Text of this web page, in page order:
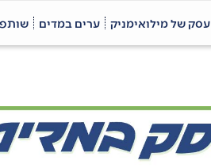
עסק של מילואימניק ערים במדים